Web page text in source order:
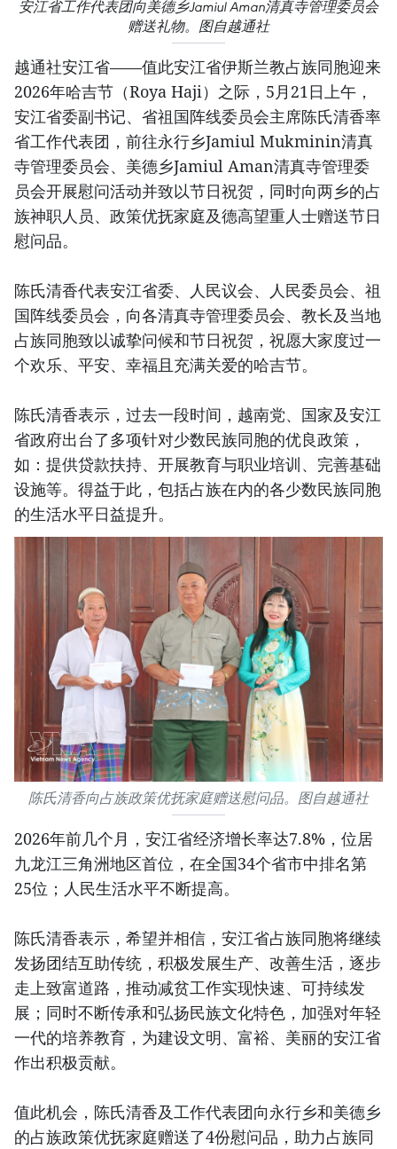
安江省工作代表团向美德乡Jamiul Aman清真寺管理委员会
赠送礼物。图自越通社
越通社安江省——值此安江省伊斯兰教占族同胞迎来
2026年哈吉节（Roya Haji）之际，5月21日上午，
安江省委副书记、省祖国阵线委员会主席陈氏清香率
省工作代表团，前往永行乡Jamiul Mukminin清真
寺管理委员会、美德乡Jamiul Aman清真寺管理委
员会开展慰问活动并致以节日祝贺，同时向两乡的占
族神职人员、政策优抚家庭及德高望重人士赠送节日
慰问品。
陈氏清香代表安江省委、人民议会、人民委员会、祖
国阵线委员会，向各清真寺管理委员会、教长及当地
占族同胞致以诚挚问候和节日祝贺，祝愿大家度过一
个欢乐、平安、幸福且充满关爱的哈吉节。
陈氏清香表示，过去一段时间，越南党、国家及安江
省政府出台了多项针对少数民族同胞的优良政策，
如：提供贷款扶持、开展教育与职业培训、完善基础
设施等。得益于此，包括占族在内的各少数民族同胞
的生活水平日益提升。
陈氏清香向占族政策优抚家庭赠送慰问品。图自越通社
2026年前几个月，安江省经济增长率达7.8%，位居
九龙江三角洲地区首位，在全国34个省市中排名第
25位；人民生活水平不断提高。
陈氏清香表示，希望并相信，安江省占族同胞将继续
发扬团结互助传统，积极发展生产、改善生活，逐步
走上致富道路，推动减贫工作实现快速、可持续发
展；同时不断传承和弘扬民族文化特色，加强对年轻
一代的培养教育，为建设文明、富裕、美丽的安江省
作出积极贡献。
值此机会，陈氏清香及工作代表团向永行乡和美德乡
的占族政策优抚家庭赠送了4份慰问品，助力占族同